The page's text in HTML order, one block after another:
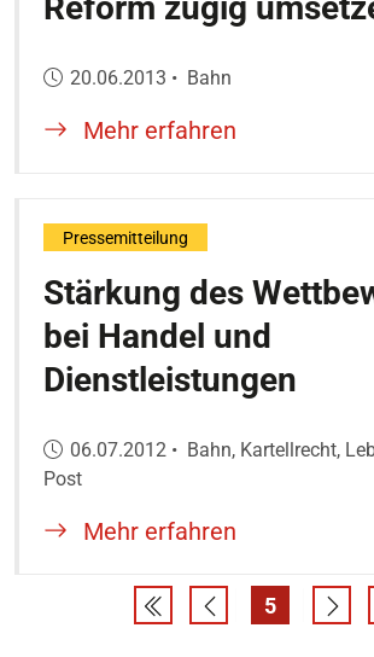
Reform zügig
Veröffentlicht am:
20.06.2013 • Bahn
Mehr erfahren
Stärkung des
bei Handel und
Dienstleistungen
Veröffentlicht am:
06.07.2012 • Bahn, Kartellrecht,
Post
Pressemitteilung
Mehr erfahren
ErsteEine Seite
Seite
5
Eine